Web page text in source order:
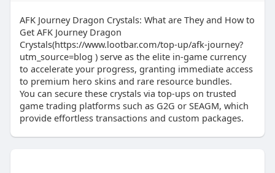
AFK Journey Dragon Crystals: What are They and How to
Get AFK Journey Dragon
Crystals(https://www.lootbar.com/top-up/afk-journey?
utm_source=blog ) serve as the elite in-game currency
to accelerate your progress, granting immediate access
to premium hero skins and rare resource bundles.
You can secure these crystals via top-ups on trusted
game trading platforms such as G2G or SEAGM, which
provide effortless transactions and custom packages.